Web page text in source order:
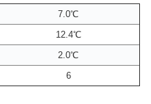
7.0℃
12.4℃
2.0℃
6